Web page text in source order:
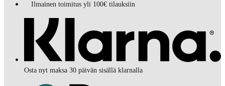
Ilmainen toimitus yli 100€ tilauksiin
Osta nyt maksa 30 päivän sisällä klarnalla